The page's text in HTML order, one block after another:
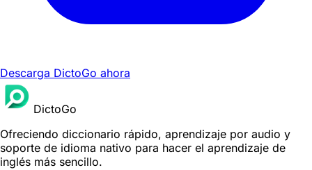
Descarga DictoGo ahora
DictoGo
Ofreciendo diccionario rápido, aprendizaje por audio y
soporte de idioma nativo para hacer el aprendizaje de
inglés más sencillo.